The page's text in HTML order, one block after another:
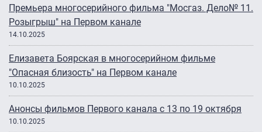
Премьера многосерийного фильма "Мосгаз. Дело№ 11.
Розыгрыш" на Первом канале
14.10.2025
Елизавета Боярская в многосерийном фильме
"Опасная близость" на Первом канале
10.10.2025
Анонсы фильмов Первого канала с 13 по 19 октября
10.10.2025